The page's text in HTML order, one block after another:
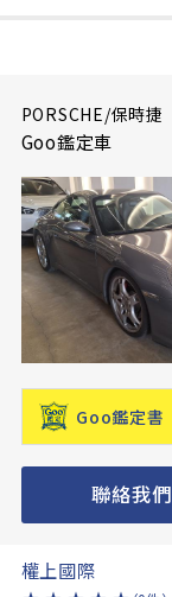
PORSCHE/保時捷
Goo鑑定車
Goo鑑定書
聯絡我們
權上國際